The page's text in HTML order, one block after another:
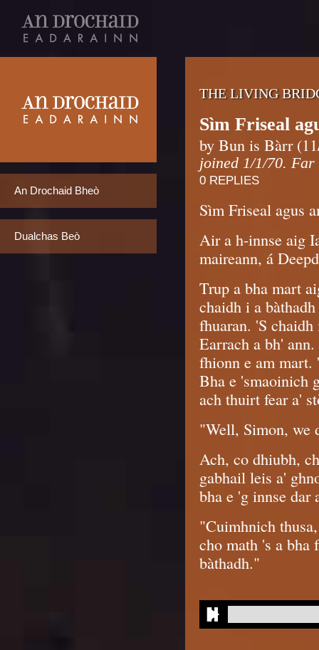
An Drochaid Bheò
Dualchas Beò
THE LIVING
Sìm Friseal
by Bun is Bàrr
joined 1/1/70. Far
0 REPLIES
Sìm Friseal agus
Air a h-innse aig
maireann, á
Trup a bha mart
chaidh i a
fhuaran. 'S
Earrach a bh'
fhionn e am mart.
Bha e 'smaoinich
ach thuirt fear a'
"Well, Simon, we
Ach, co dhiubh,
gabhail leis a'
bha e 'g innse dar
"Cuimhnich
cho math 's a bha
bàthadh."